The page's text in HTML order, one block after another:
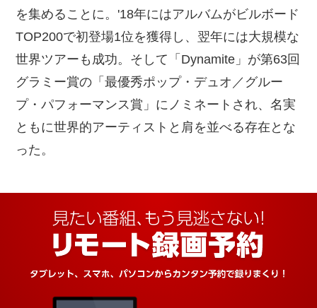
を集めることに。'18年にはアルバムがビルボード
TOP200で初登場1位を獲得し、翌年には大規模な
世界ツアーも成功。そして「Dynamite」が第63回
グラミー賞の「最優秀ポップ・デュオ／グルー
プ・パフォーマンス賞」にノミネートされ、名実
ともに世界的アーティストと肩を並べる存在とな
った。